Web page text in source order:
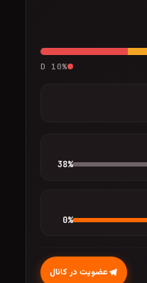
D 10%
38%
0%
عضویت در کانال